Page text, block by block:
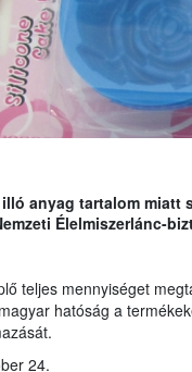
illó anyag tartalom
Élelmiszerlánc-
teljes mennyiséget
hatóság a
24.